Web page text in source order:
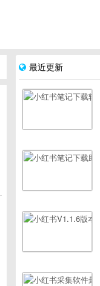
最近更新